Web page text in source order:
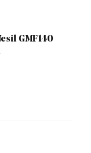
GMF140